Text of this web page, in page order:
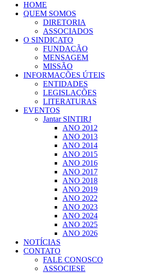
HOME
QUEM SOMOS
DIRETORIA
ASSOCIADOS
O SINDICATO
FUNDAÇÃO
MENSAGEM
MISSÃO
INFORMAÇÕES ÚTEIS
ENTIDADES
LEGISLAÇÕES
LITERATURAS
EVENTOS
Jantar SINTIRJ
ANO 2012
ANO 2013
ANO 2014
ANO 2015
ANO 2016
ANO 2017
ANO 2018
ANO 2019
ANO 2022
ANO 2023
ANO 2024
ANO 2025
ANO 2026
NOTÍCIAS
CONTATO
FALE CONOSCO
ASSOCIESE